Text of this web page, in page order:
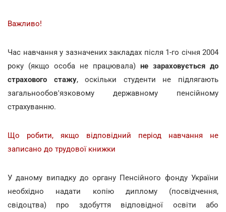
Важливо!
Час навчання у зазначених закладах після 1-го січня 2004
року (якщо особа не працювала) не зараховується до
страхового стажу, оскільки студенти не підлягають
загальнообов'язковому державному пенсійному
страхуванню.
Що робити, якщо відповідний період навчання не
записано до трудової книжки
У даному випадку до органу Пенсійного фонду України
необхідно надати копію диплому (посвідчення,
свідоцтва) про здобуття відповідної освіти або